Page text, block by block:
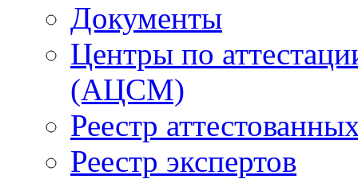
Документы
Центры по
(АЦСМ)
Реестр
Реестр экспертов